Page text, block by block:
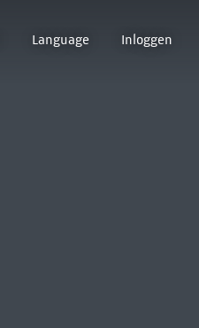
Language Inloggen